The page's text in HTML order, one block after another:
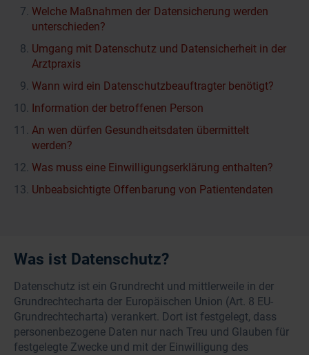
Welche Maßnahmen der Datensicherung werden
unterschieden?
Umgang mit Datenschutz und Datensicherheit in der
Arztpraxis
Wann wird ein Datenschutzbeauftragter benötigt?
Information der betroffenen Person
An wen dürfen Gesundheitsdaten übermittelt
werden?
Was muss eine Einwilligungserklärung enthalten?
Unbeabsichtigte Offenbarung von Patientendaten
Was ist Datenschutz?
Datenschutz ist ein Grundrecht und mittlerweile in der
Grundrechtecharta der Europäischen Union (Art. 8 EU-
Grundrechtecharta) verankert. Dort ist festgelegt, dass
personenbezogene Daten nur nach Treu und Glauben für
festgelegte Zwecke und mit der Einwilligung des